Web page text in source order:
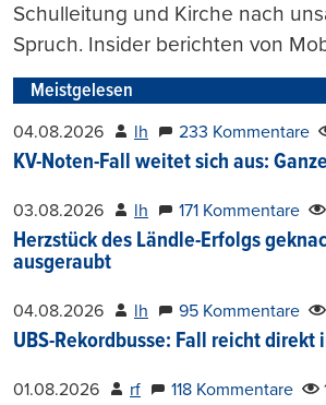
Schulleitung und Kirche nach
Spruch. Insider berichten von
Meistgelesen
04.08.2026 lh 233 Kommentare
KV-Noten-Fall weitet sich aus:
03.08.2026 lh 171 Kommentare
Herzstück des Ländle-Erfolgs
ausgeraubt
04.08.2026 lh 95 Kommentare
UBS-Rekordbusse: Fall reicht direkt
01.08.2026 rf 118 Kommentare